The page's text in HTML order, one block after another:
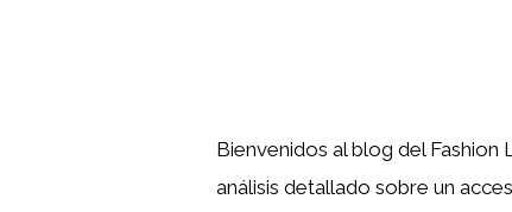
Bienvenidos al blog del
análisis detallado sobre un